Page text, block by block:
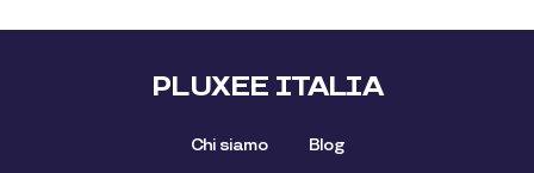
PLUXEE ITALIA
Chi siamo Blog